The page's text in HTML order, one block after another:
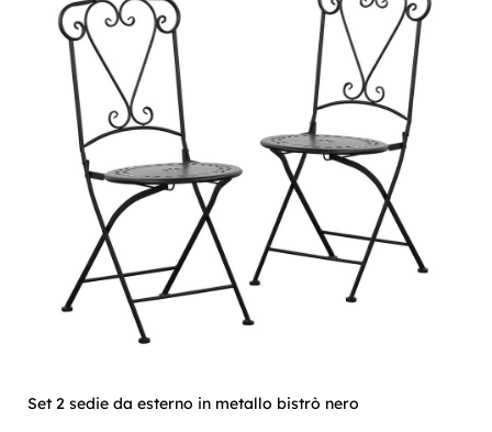
Set 2 sedie da esterno in metallo bistrò nero